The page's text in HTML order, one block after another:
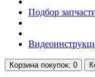
Подбор
Корзинапокупок: 0